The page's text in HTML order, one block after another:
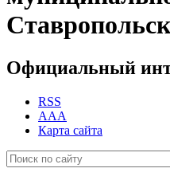
Официальный
RSS
AAA
Карта сайта